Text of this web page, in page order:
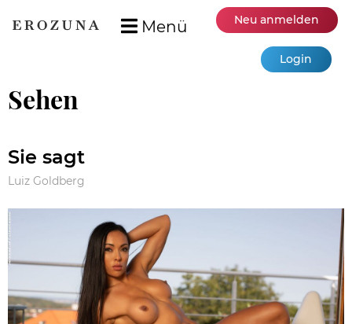
Menü Neu anmelden
Login
Sehen
Sie sagt
Luiz Goldberg